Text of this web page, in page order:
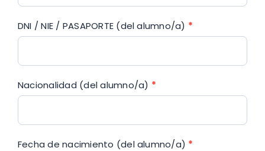
DNI / NIE / PASAPORTE (del alumno/a) *
Nacionalidad (del alumno/a) *
Fecha de nacimiento (del alumno/a) *